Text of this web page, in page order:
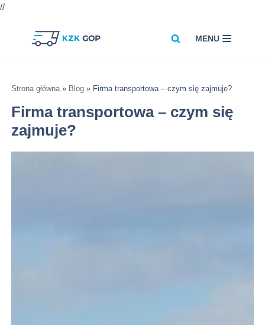
//
Przejdź
MENU
Strona główna » Blog » Firma transportowa – czym się zajmuje?
Firma transportowa – czym się
zajmuje?